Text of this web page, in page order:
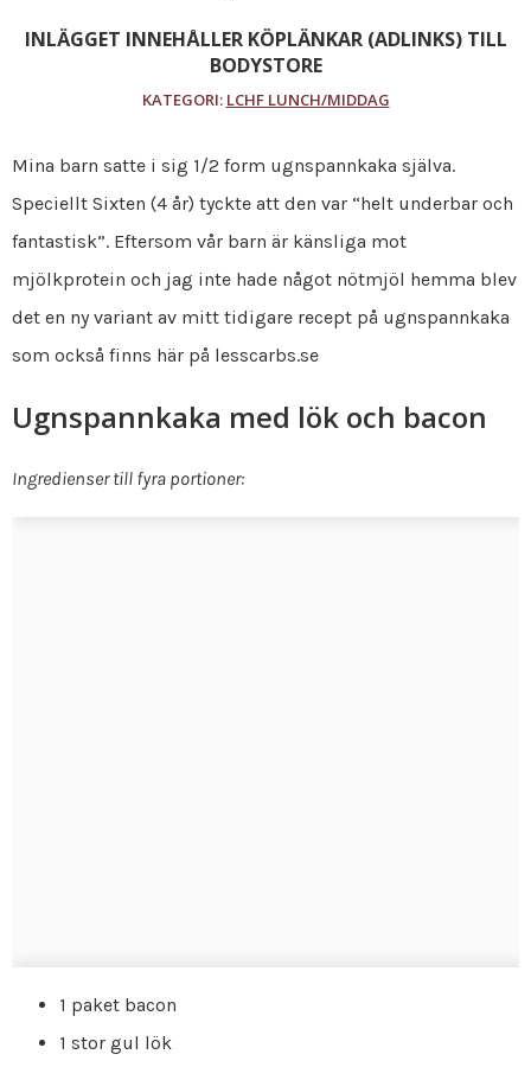
INLÄGGET INNEHÅLLER KÖPLÄNKAR (ADLINKS) TILL
BODYSTORE
KATEGORI: LCHF LUNCH/MIDDAG
Mina barn satte i sig 1/2 form ugnspannkaka själva.
Speciellt Sixten (4 år) tyckte att den var “helt underbar och
fantastisk”. Eftersom vår barn är känsliga mot
mjölkprotein och jag inte hade något nötmjöl hemma blev
det en ny variant av mitt tidigare recept på ugnspannkaka
som också finns här på lesscarbs.se
Ugnspannkaka med lök och bacon
Ingredienser till fyra portioner:
1 paket bacon
1 stor gul lök